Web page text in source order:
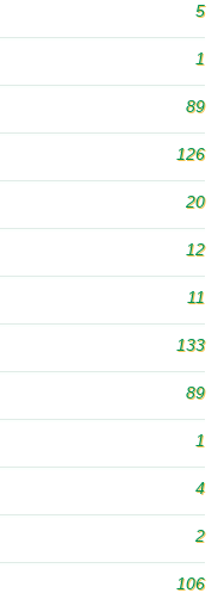
5
1
89
126
20
12
11
133
89
1
4
2
106